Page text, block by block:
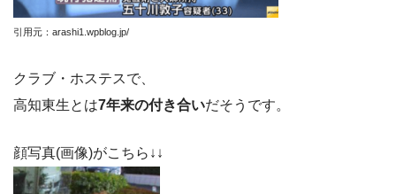
引用元：arashi1.wpblog.jp/
クラブ・ホステスで、
高知東生とは7年来の付き合いだそうです。
顔写真(画像)がこちら↓↓